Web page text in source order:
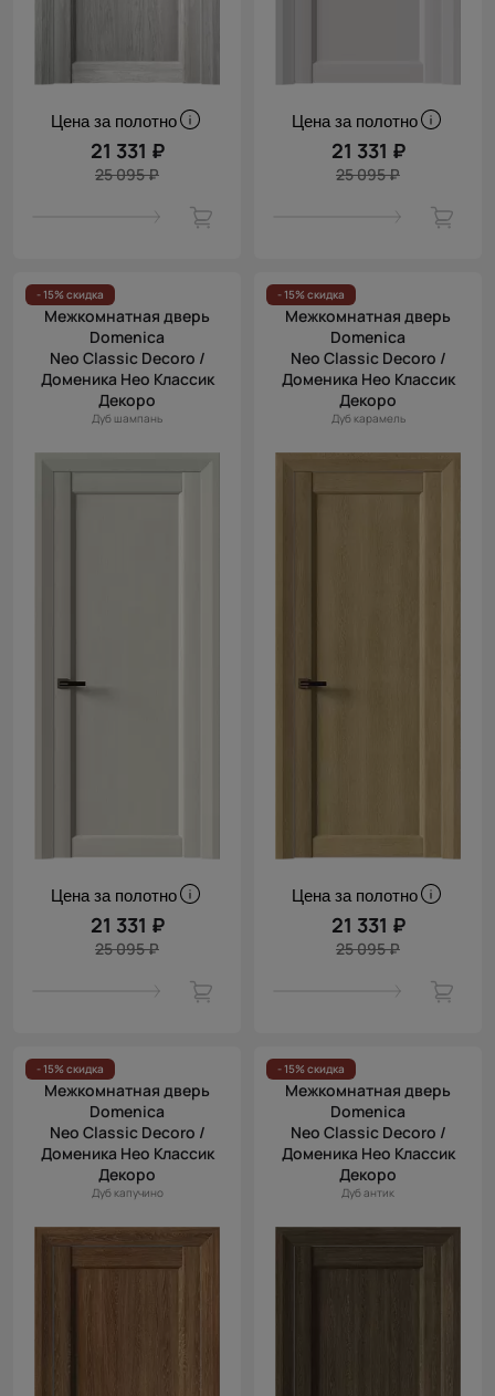
Цена за полотно
21 331 ₽
25 095 ₽
Цена за полотно
21 331 ₽
25 095 ₽
- 15% скидка
Межкомнатная дверь
Domenica
Neo Classic Decoro /
Доменика Нео Классик
Декоро
Дуб шампань
Цена за полотно
21 331 ₽
25 095 ₽
- 15% скидка
Межкомнатная дверь
Domenica
Neo Classic Decoro /
Доменика Нео Классик
Декоро
Дуб карамель
Цена за полотно
21 331 ₽
25 095 ₽
- 15% скидка
Межкомнатная дверь
Domenica
Neo Classic Decoro /
Доменика Нео Классик
Декоро
Дуб капучино
- 15% скидка
Межкомнатная дверь
Domenica
Neo Classic Decoro /
Доменика Нео Классик
Декоро
Дуб антик